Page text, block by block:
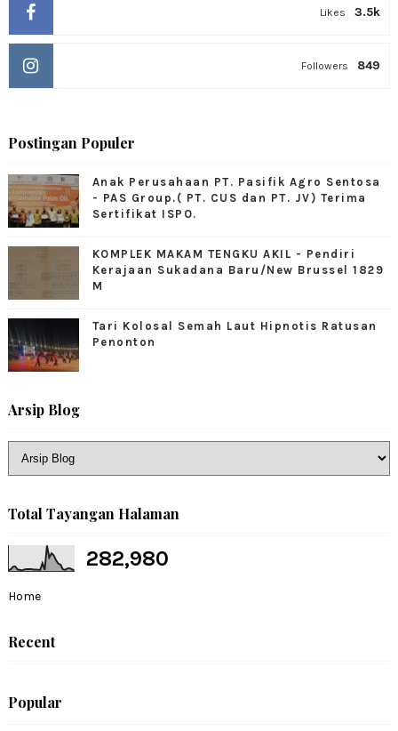
3.5k
Likes
849
Followers
Postingan Populer
Anak Perusahaan PT. Pasifik Agro Sentosa
- PAS Group.( PT. CUS dan PT. JV) Terima
Sertifikat ISPO.
KOMPLEK MAKAM TENGKU AKIL - Pendiri
Kerajaan Sukadana Baru/New Brussel 1829
M
Tari Kolosal Semah Laut Hipnotis Ratusan
Penonton
Arsip Blog
Total Tayangan Halaman
282,980
Home
Recent
Popular